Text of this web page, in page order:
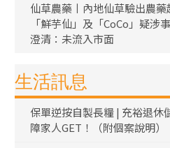
仙草農藥丨內地仙草驗出農藥
「鮮芋仙」及「CoCo」疑涉
澄清：未流入市面
生活訊息
保單逆按自製長糧 | 充裕退休
障家人GET！（附個案說明）